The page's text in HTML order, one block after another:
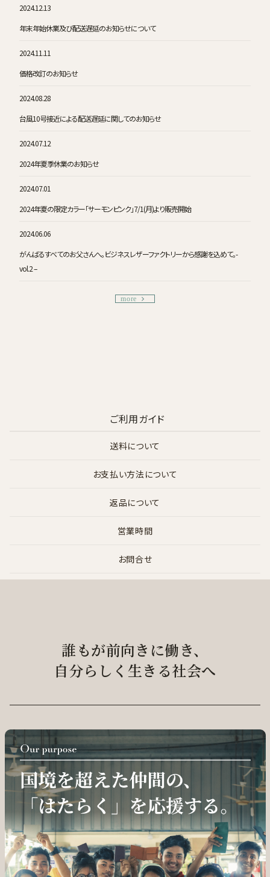
2024.12.13
年末年始休業及び配送遅延のお知らせについて
2024.11.11
価格改訂のお知らせ
2024.08.28
台風10号接近による配送遅延に関してのお知らせ
2024.07.12
2024年夏季休業のお知らせ
2024.07.01
2024年夏の限定カラー「サーモンピンク」7/1(月)より販売開始
2024.06.06
がんばるすべてのお父さんへ。ビジネスレザーファクトリーから感謝を込めて。-
vol.2 –
more
ご利用ガイド
送料について
お支払い方法について
返品について
営業時間
お問合せ
誰もが前向きに働き、
自分らしく生きる社会へ